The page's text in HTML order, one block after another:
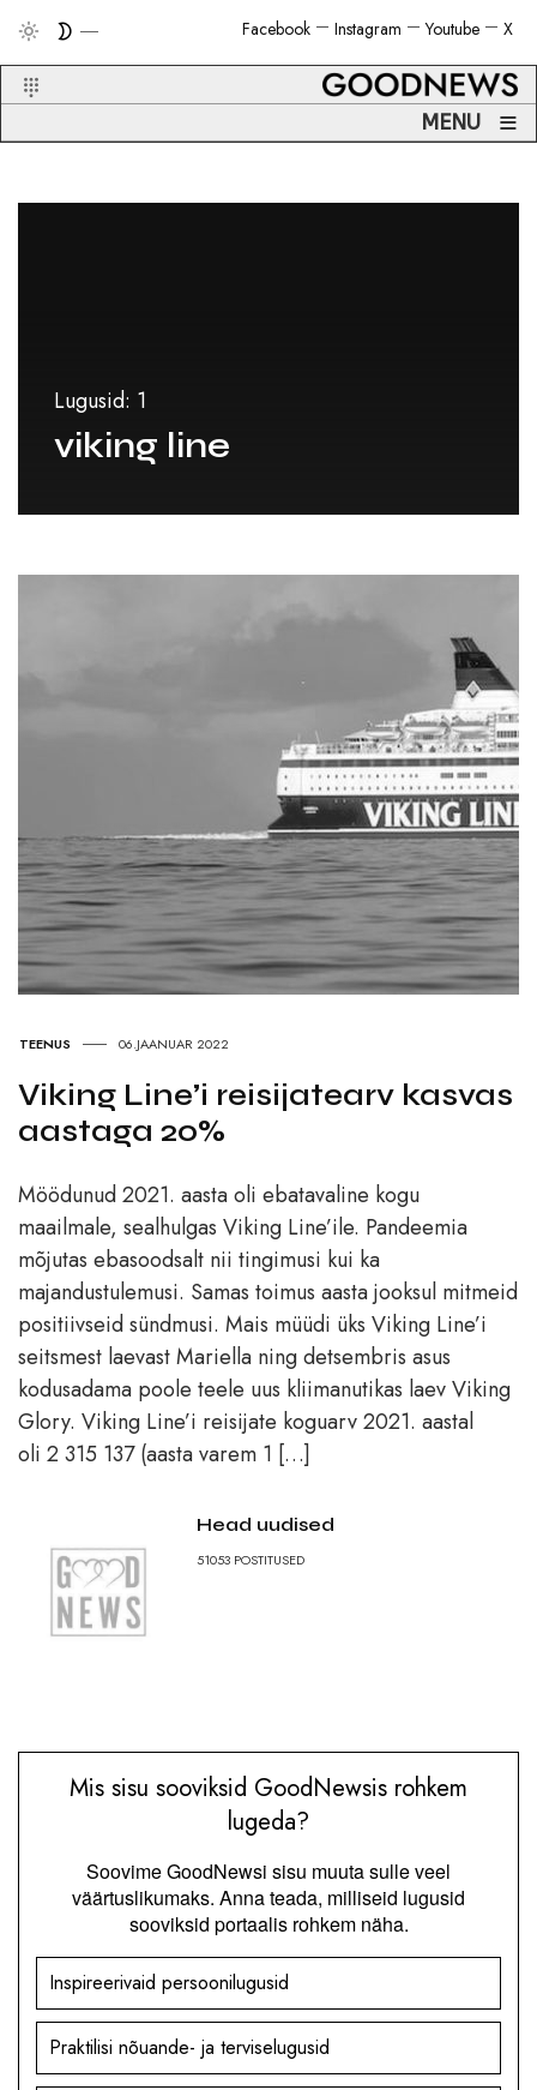
X
Youtube
Instagram
Facebook
MENU ≡
Lugusid: 1
viking line
TEENUS 06.JAANUAR 2022
Viking Line’i reisijatearv kasvas
aastaga 20%
Möödunud 2021. aasta oli ebatavaline kogu
maailmale, sealhulgas Viking Line’ile. Pandeemia
mõjutas ebasoodsalt nii tingimusi kui ka
majandustulemusi. Samas toimus aasta jooksul mitmeid
positiivseid sündmusi. Mais müüdi üks Viking Line’i
seitsmest laevast Mariella ning detsembris asus
kodusadama poole teele uus kliimanutikas laev Viking
Glory. Viking Line’i reisijate koguarv 2021. aastal
oli 2 315 137 (aasta varem 1 […]
Head uudised
51053 POSTITUSED
Mis sisu sooviksid GoodNewsis rohkem
lugeda?
Soovime GoodNewsi sisu muuta sulle veel
väärtuslikumaks. Anna teada, milliseid lugusid
sooviksid portaalis rohkem näha.
Inspireerivaid persoonilugusid
Praktilisi nõuande- ja terviselugusid